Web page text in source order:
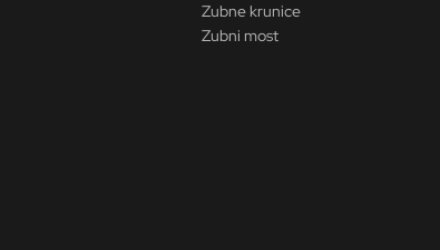
Zubne krunice
Zubni most